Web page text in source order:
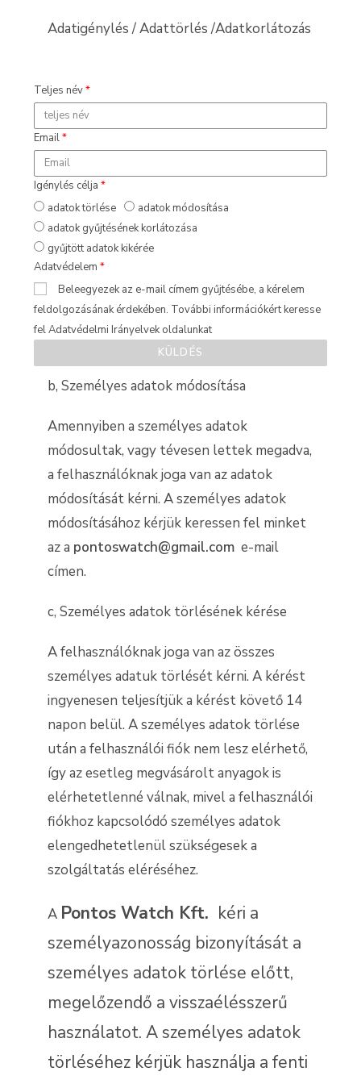
Adatigénylés / Adattörlés /Adatkorlátozás
Teljes név
Email
Igénylés célja
adatok törlése
adatok módosítása
adatok gyűjtésének korlátozása
gyűjtött adatok kikérée
Adatvédelem
Beleegyezek az e-mail címem gyűjtésébe, a kérelem
feldolgozásának érdekében. További információkért keresse
fel Adatvédelmi Irányelvek oldalunkat
KÜLDÉS
b, Személyes adatok módosítása
Amennyiben a személyes adatok
módosultak, vagy tévesen lettek megadva,
a felhasználóknak joga van az adatok
módosítását kérni. A személyes adatok
módosításához kérjük keressen fel minket
az a pontoswatch@gmail.com e-mail
címen.
c, Személyes adatok törlésének kérése
A felhasználóknak joga van az összes
személyes adatuk törlését kérni. A kérést
ingyenesen teljesítjük a kérést követő 14
napon belül. A személyes adatok törlése
után a felhasználói fiók nem lesz elérhető,
így az esetleg megvásárolt anyagok is
elérhetetlenné válnak, mivel a felhasználói
fiókhoz kapcsolódó személyes adatok
elengedhetetlenül szükségesek a
szolgáltatás eléréséhez.
A Pontos Watch Kft. kéri a
személyazonosság bizonyítását a
személyes adatok törlése előtt,
megelőzendő a visszaélésszerű
használatot. A személyes adatok
törléséhez kérjük használja a fenti